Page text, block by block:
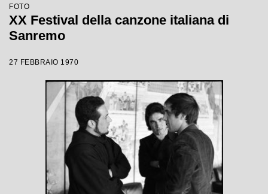
FOTO
XX Festival della canzone italiana di
Sanremo
27 FEBBRAIO 1970